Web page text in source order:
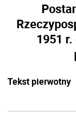
1951
Tekst pierwotny